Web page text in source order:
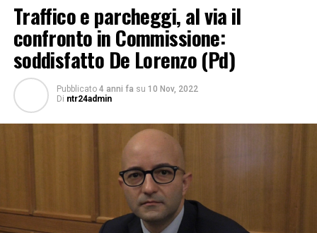
Traffico e parcheggi, al via il
confronto in Commissione:
soddisfatto De Lorenzo (Pd)
Pubblicato 4 anni fa su 10 Nov, 2022
Di ntr24admin